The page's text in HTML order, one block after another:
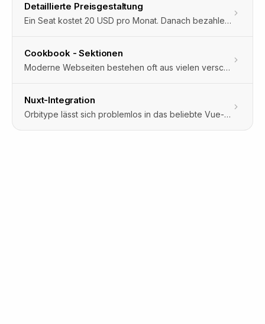
Detaillierte Preisgestaltung
Ein Seat kostet 20 USD pro Monat. Danach bezahlen Sie nur, was Sie tatsächlich nutzen.Orbitype nutzt ein transparentes Credit-System, bei dem 1 USD = 100 Credits entspricht. Alle Seats, Nutzungen und Zusatzleistungen werden in Credits verrechnet und dem Workspace Sponsor belastet.
Cookbook - Sektionen
Moderne Webseiten bestehen oft aus vielen verschiedenen Sektionen.Zum Beispiel Hero-Banner, Testimonials, FAQs oder einfache Textblöcke.Entwickler setzen diese als wiederverwendbare Komponenten mit Props um.Aber wie ermöglichen wir es Nicht-Technikern, sie in Orbitype zu nutzen?
Nuxt-Integration
Orbitype lässt sich problemlos in das beliebte Vue-Framework Nuxt integrieren.